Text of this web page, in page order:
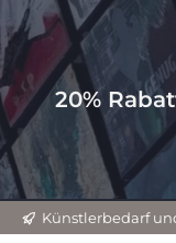
20%
Künstlerbedarf